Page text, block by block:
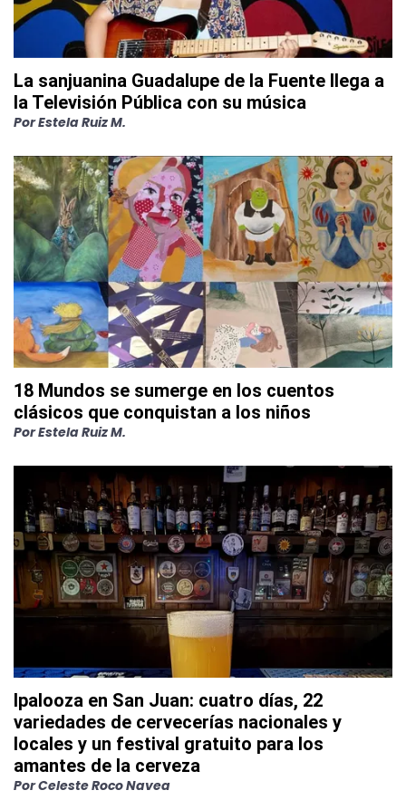
La sanjuanina Guadalupe de la Fuente llega a
la Televisión Pública con su música
PorEstela Ruiz M.
18 Mundos se sumerge en los cuentos
clásicos que conquistan a los niños
PorEstela Ruiz M.
Ipalooza en San Juan: cuatro días, 22
variedades de cervecerías nacionales y
locales y un festival gratuito para los
amantes de la cerveza
PorCeleste Roco Navea